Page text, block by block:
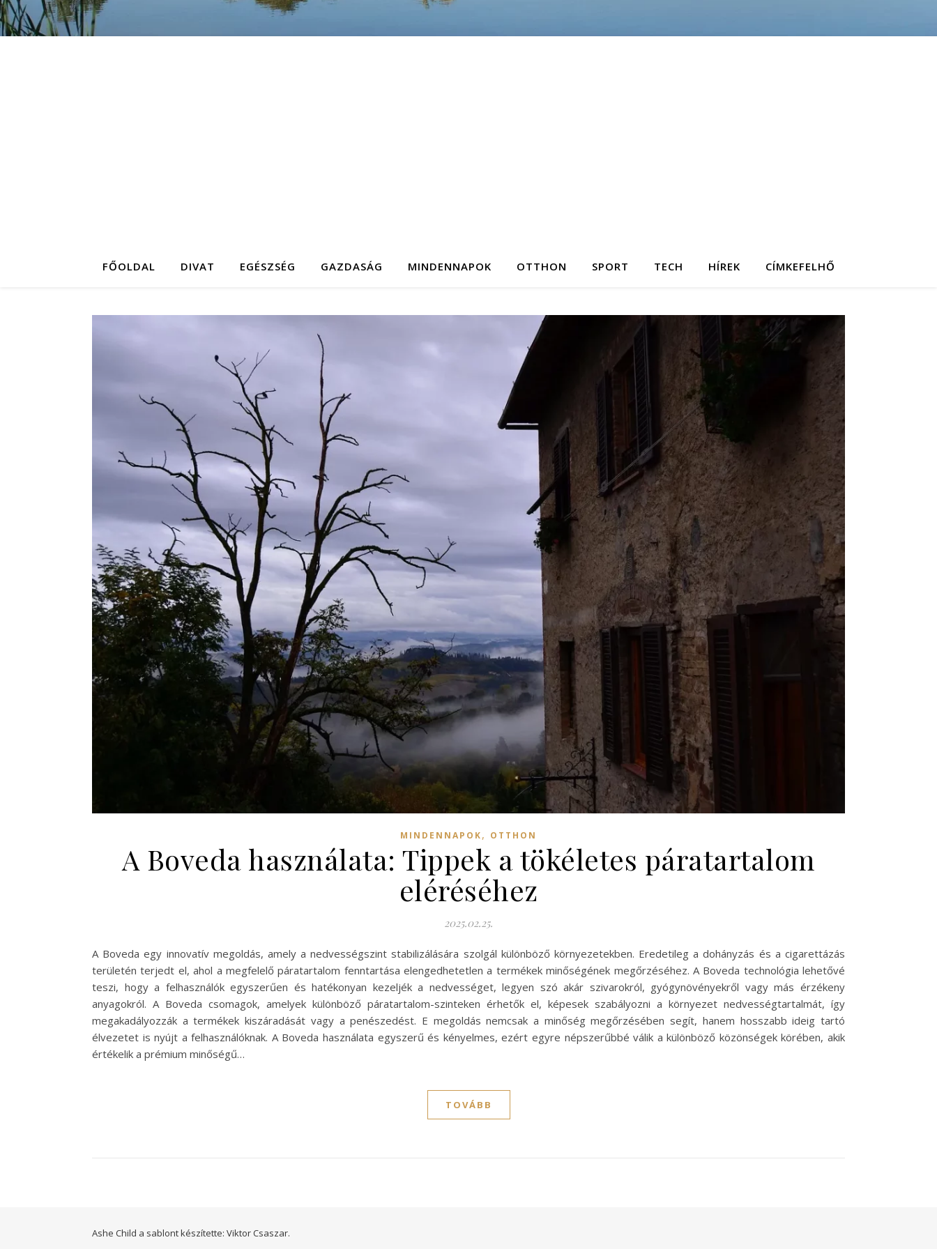
FŐOLDAL DIVAT EGÉSZSÉG GAZDASÁG MINDENNAPOK OTTHON SPORT TECH HÍREK CÍMKEFELHŐ
MINDENNAPOK, OTTHON
A Boveda használata: Tippek a tökéletes páratartalom
eléréséhez
2025.02.25.
A Boveda egy innovatív megoldás, amely a nedvességszint stabilizálására szolgál különböző környezetekben. Eredetileg a dohányzás és a cigarettázás
területén terjedt el, ahol a megfelelő páratartalom fenntartása elengedhetetlen a termékek minőségének megőrzéséhez. A Boveda technológia lehetővé
teszi, hogy a felhasználók egyszerűen és hatékonyan kezeljék a nedvességet, legyen szó akár szivarokról, gyógynövényekről vagy más érzékeny
anyagokról. A Boveda csomagok, amelyek különböző páratartalom-szinteken érhetők el, képesek szabályozni a környezet nedvességtartalmát, így
megakadályozzák a termékek kiszáradását vagy a penészedést. E megoldás nemcsak a minőség megőrzésében segít, hanem hosszabb ideig tartó
élvezetet is nyújt a felhasználóknak. A Boveda használata egyszerű és kényelmes, ezért egyre népszerűbbé válik a különböző közönségek körében, akik
értékelik a prémium minőségű…
TOVÁBB
Ashe Child a sablont készítette: Viktor Csaszar.